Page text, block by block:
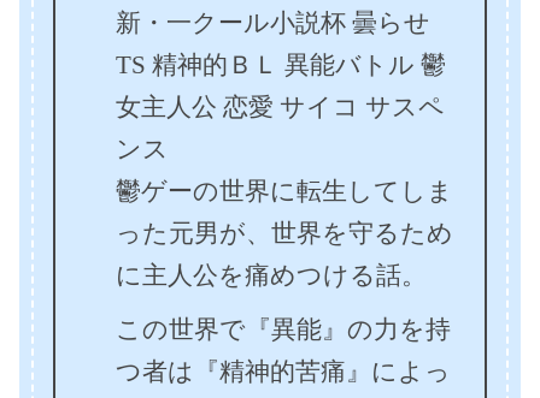
新・一クール小説杯 曇らせ
TS 精神的ＢＬ 異能バトル 鬱
女主人公 恋愛 サイコ サスペ
ンス
鬱ゲーの世界に転生してしま
った元男が、世界を守るため
に主人公を痛めつける話。
この世界で『異能』の力を持
つ者は『精神的苦痛』によっ